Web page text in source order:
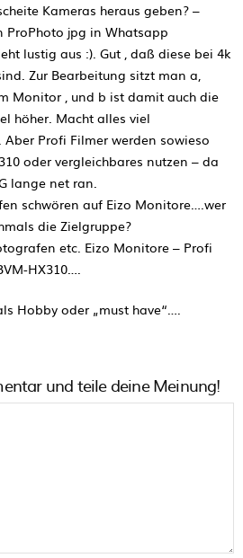
Kameras heraus geben? –
ProPhoto jpg in Whatsapp
lustig aus :). Gut , daß diese bei 4k
Zur Bearbeitung sitzt man a,
Monitor , und b ist damit auch die
höher. Macht alles viel
Aber Profi Filmer werden sowieso
oder vergleichbares nutzen – da
lange net ran.
schwören auf Eizo Monitore….wer
die Zielgruppe?
etc. Eizo Monitore – Profi
HX310….
Hobby oder „must have“….
und teile deine Meinung!